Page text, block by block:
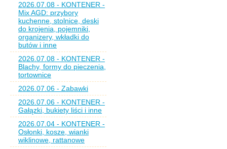
2026.07.08 - KONTENER -
Mix AGD: przybory
kuchenne, stolnice, deski
do krojenia, pojemniki,
organizery, wkładki do
butów i inne
2026.07.08 - KONTENER -
Blachy, formy do pieczenia,
tortownice
2026.07.06 - Zabawki
2026.07.06 - KONTENER -
Gałązki, bukiety liści i inne
2026.07.04 - KONTENER -
Osłonki, kosze, wianki
wiklinowe, rattanowe